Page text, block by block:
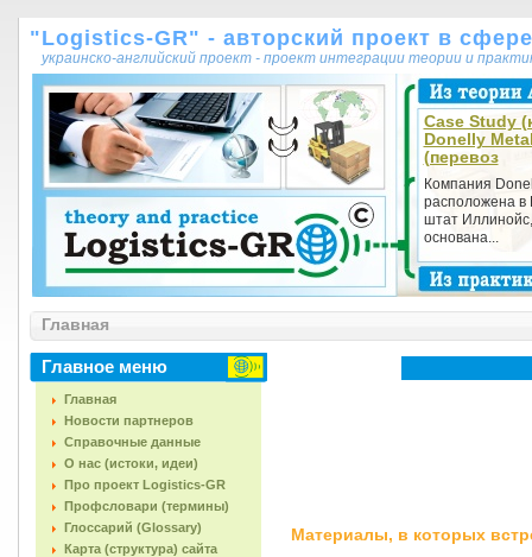
"Logistics-GR" - авторский проект в
украинско-английский проект - проект интеграции теории и
Case Study
Donelly
(перевоз
Компания
расположена в
штат
основана...
Главная
Главное меню
Главная
Новости партнеров
Справочные данные
О нас (истоки, идеи)
Про проект Logistics-GR
Профсловари (термины)
Глоссарий (Glossary)
Карта (структура) сайта
Материалы, в которых